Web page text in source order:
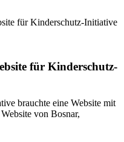
für Kinderschutz-Initiative
für Kinderschutz-
brauchte eine Website mit
von Bosnar,